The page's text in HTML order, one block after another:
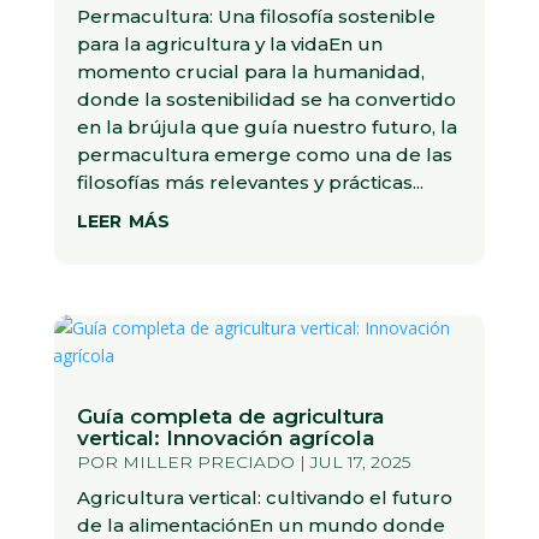
Permacultura: Una filosofía sostenible
para la agricultura y la vidaEn un
momento crucial para la humanidad,
donde la sostenibilidad se ha convertido
en la brújula que guía nuestro futuro, la
permacultura emerge como una de las
filosofías más relevantes y prácticas...
leer más
Guía completa de agricultura
vertical: Innovación agrícola
POR MILLER PRECIADO |JUL 17, 2025
Agricultura vertical: cultivando el futuro
de la alimentaciónEn un mundo donde